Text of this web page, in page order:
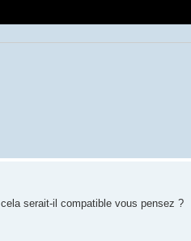
serait-il compatible vous pensez ?